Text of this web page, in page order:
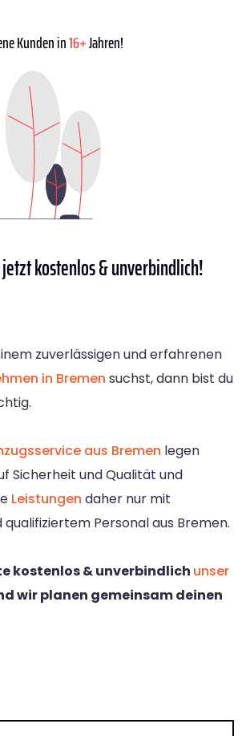
Kunden in16+Jahren!
kostenlos & unverbindlich!
zuverlässigen und erfahrenen
in Bremen suchst, dann bist du
aus Bremen legen
Sicherheit und Qualität und
Leistungen daher nur mit
Personal aus Bremen.
kostenlos & unverbindlich unser
wir planen gemeinsam deinen